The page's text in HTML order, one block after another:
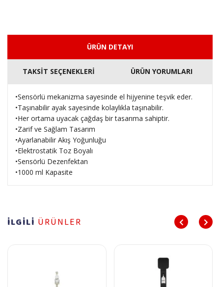
ÜRÜN DETAYI
TAKSİT SEÇENEKLERİ ÜRÜN YORUMLARI
•Sensörlü mekanizma sayesinde el hijyenine teşvik eder.
•Taşınabilir ayak sayesinde kolaylıkla taşınabilir.
•Her ortama uyacak çağdaş bir tasarıma sahiptir.
•Zarif ve Sağlam Tasarım
•Ayarlanabilir Akış Yoğunluğu
•Elektrostatik Toz Boyalı
•Sensörlü Dezenfektan
•1000 ml Kapasite
İLGİLİ ÜRÜNLER